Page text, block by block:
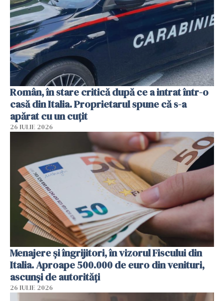
Român, în stare critică după ce a intrat într-o
casă din Italia. Proprietarul spune că s-a
apărat cu un cuțit
26 IULIE 2026
Menajere și îngrijitori, în vizorul Fiscului din
Italia. Aproape 500.000 de euro din venituri,
ascunși de autorități
26 IULIE 2026